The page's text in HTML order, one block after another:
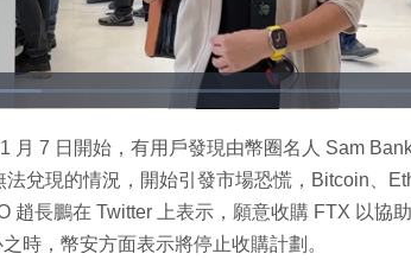
載
入
:
1
.
3
%
月 7 日開始，有用戶發現由幣圈名人 Sam
兌現的情況，開始引發市場恐慌，Bitcoin、
趙長鵬在 Twitter 上表示，願意收購 FTX 以協
時，幣安方面表示將停止收購計劃。